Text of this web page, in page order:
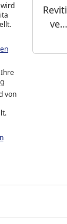
Reviti
ve
Pads
von